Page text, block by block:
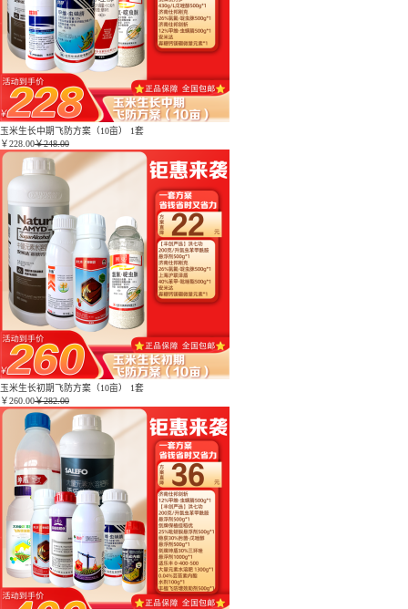
玉米生长中期飞防方案（10亩） 1套
￥228.00￥248.00
玉米生长初期飞防方案（10亩） 1套
￥260.00￥282.00